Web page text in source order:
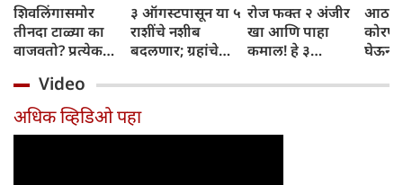
शिवलिंगासमोर
तीनदा टाळ्या का
वाजवतो? प्रत्येक
जाणून घ्या
३ ऑगस्टपासून या ५
राशींचे नशीब
बदलणार; ग्रहांचे
संपतील आणि शुभ
दिवसांची सुरुवात
होईल
रोज फक्त २ अंजीर
खा आणि पाहा
कमाल! हे ३
तुम्हाला ठाऊक
घेऊन
Video
अधिक व्हिडिओ पहा